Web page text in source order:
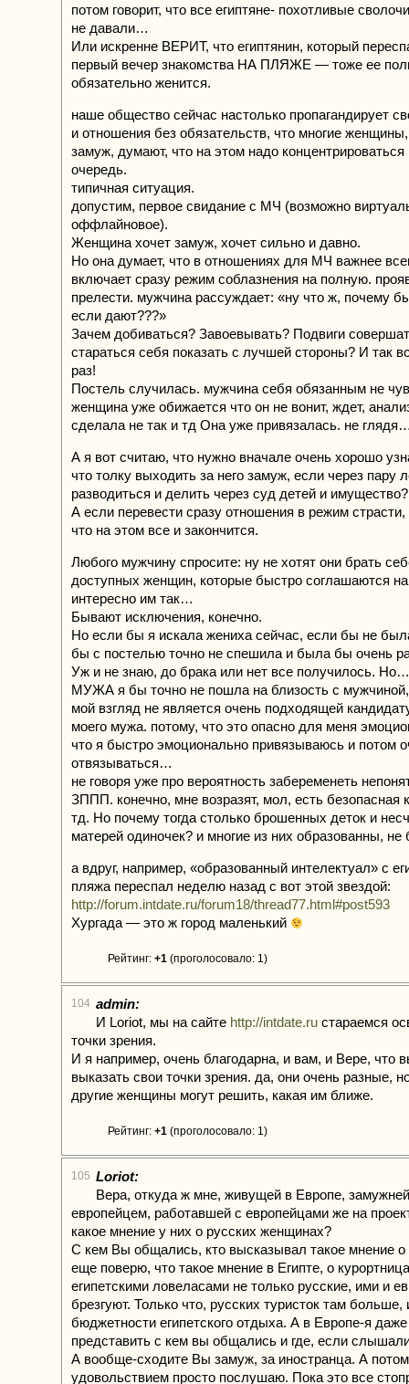
потом говорит, что все египтяне- похотливые
не давали…
Или искренне ВЕРИТ, что египтянин, который
первый вечер знакомства НА ПЛЯЖЕ — тоже ее
обязательно женится.
наше общество сейчас настолько пропагандирует
и отношения без обязательств, что многие
замуж, думают, что на этом надо
очередь.
типичная ситуация.
допустим, первое свидание с МЧ (возможно
оффлайновое).
Женщина хочет замуж, хочет сильно и давно.
Но она думает, что в отношениях для МЧ важнее
включает сразу режим соблазнения на полную.
прелести. мужчина рассуждает: «ну что ж, почему
если дают???»
Зачем добиваться? Завоевывать? Подвиги
стараться себя показать с лучшей стороны? И так
раз!
Постель случилась. мужчина себя обязанным не
женщина уже обижается что он не вонит, ждет,
сделала не так и тд Она уже привязалась. не
А я вот считаю, что нужно вначале очень хорошо
что толку выходить за него замуж, если через пару
разводиться и делить через суд детей и имущество?
А если перевести сразу отношения в режим
что на этом все и закончится.
Любого мужчину спросите: ну не хотят они брать
доступных женщин, которые быстро соглашаются
интересно им так…
Бывают исключения, конечно.
Но если бы я искала жениха сейчас, если бы не
бы с постелью точно не спешила и была бы очень
Уж и не знаю, до брака или нет все получилось.
МУЖА я бы точно не пошла на близость с
мой взгляд не является очень подходящей
моего мужа. потому, что это опасно для меня
что я быстро эмоционально привязываюсь и потом
отвязываться…
не говоря уже про вероятность забеременеть
ЗППП. конечно, мне возразят, мол, есть безопасная
тд. Но почему тогда столько брошенных деток и
матерей одиночек? и многие из них образованны,
а вдруг, например, «образованный интелектуал» с
пляжа переспал неделю назад с вот этой звездой:
http://forum.intdate.ru/forum18/thread77.html#post593
Хургада — это ж город маленький
Рейтинг: +1 (проголосовало: 1)
104 admin:
И Loriot, мы на сайте http://intdate.ru стараемся
точки зрения.
И я например, очень благодарна, и вам, и Вере, что
выказать свои точки зрения. да, они очень разные,
другие женщины могут решить, какая им ближе.
Рейтинг: +1 (проголосовало: 1)
105 Loriot:
Вера, откуда ж мне, живущей в Европе,
европейцем, работавшей с европейцами же на
какое мнение у них о русских женщинах?
С кем Вы общались, кто высказывал такое мнение о
еще поверю, что такое мнение в Египте, о
египетскими ловеласами не только русские, ими и
брезгуют. Только что, русских туристок там больше,
бюджетности египетского отдыха. А в Европе-я
представить с кем вы общались и где, если
А вообще-сходите Вы замуж, за иностранца. А
удовольствием просто послушаю. Пока это все